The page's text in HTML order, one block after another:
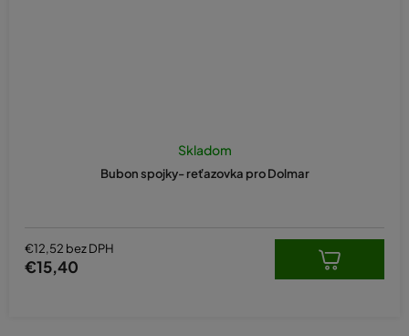
Bubon spojky- reťazovka pro Dolmar
Skladom
€12,52 bez DPH
€15,40